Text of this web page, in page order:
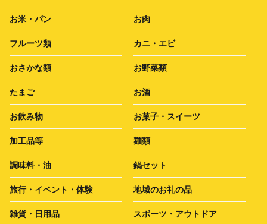
お米・パン お肉
フルーツ類 カニ・エビ
おさかな類 お野菜類
たまご お酒
お飲み物 お菓子・スイーツ
加工品等 麺類
調味料・油 鍋セット
旅行・イベント・体験 地域のお礼の品
雑貨・日用品 スポーツ・アウトドア